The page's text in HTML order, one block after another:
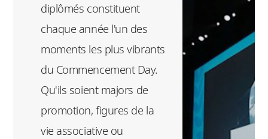
véritable 'rendez-
vous avec le
futur' en
transmettant
leurs vérités de
terrain, leurs
diplômés constituent
chaque année l'un des
moments les plus vibrants
du Commencement Day.
Qu'ils soient majors de
promotion, figures de la
vie associative ou